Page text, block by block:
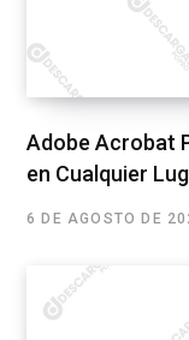
Adobe Acrobat
en Cualquier
6 DE AGOSTO DE